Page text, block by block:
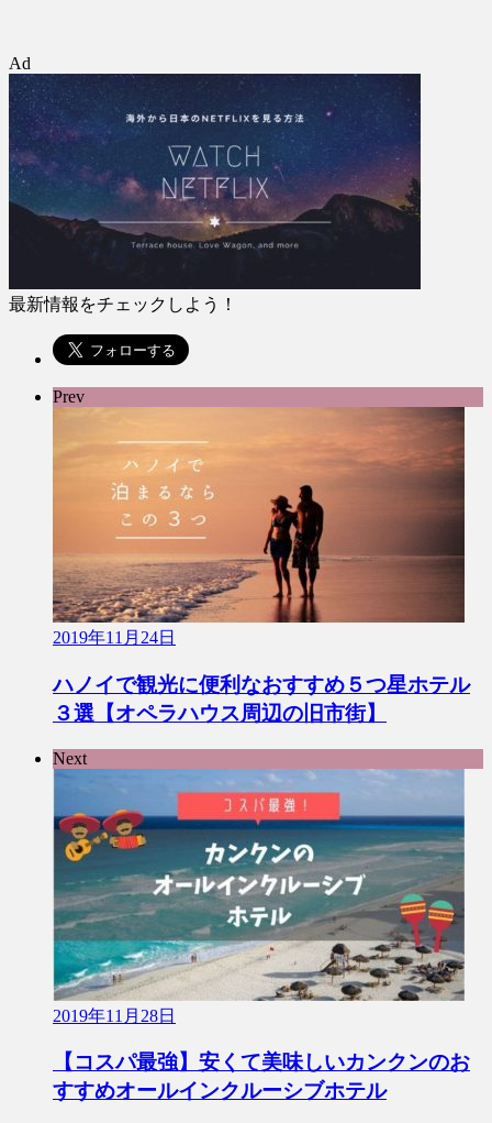
Ad
最新情報をチェックしよう！
Prev
2019年11月24日
ハノイで観光に便利なおすすめ５つ星ホテル
３選【オペラハウス周辺の旧市街】
Next
2019年11月28日
【コスパ最強】安くて美味しいカンクンのお
すすめオールインクルーシブホテル